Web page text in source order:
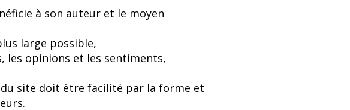
à son auteur et le moyen
large possible,
les opinions et les sentiments,
du site doit être facilité par la forme et